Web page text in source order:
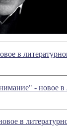
в
- новое
в